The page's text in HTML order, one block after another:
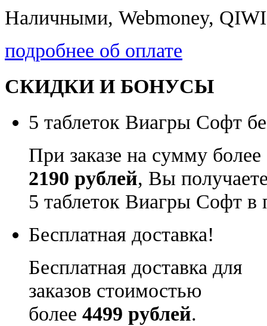
Наличными, Webmoney,
подробнее об оплате
СКИДКИ И БОНУСЫ
5 таблеток Виагры Софт
При заказе на сумму более
2190 рублей, Вы
5 таблеток Виагры Софт в
Бесплатная доставка!
Бесплатная доставка для
заказов стоимостью
более 4499 рублей.